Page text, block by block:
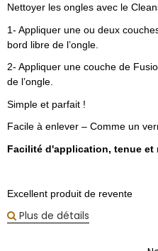
Nettoyer les ongles avec le
1- Appliquer une ou deux
bord libre de l’ongle.
2- Appliquer une couche de
de l’ongle.
Simple et parfait !
Facile à enlever – Comme un
Facilité d'application, tenue
Excellent produit de revente
Plus de détails